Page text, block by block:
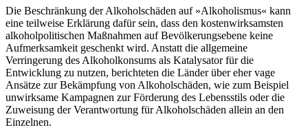
Die Beschränkung der Alkoholschäden auf »Alkoholismus« kann
eine teilweise Erklärung dafür sein, dass den kostenwirksamsten
alkoholpolitischen Maßnahmen auf Bevölkerungsebene keine
Aufmerksamkeit geschenkt wird. Anstatt die allgemeine
Verringerung des Alkoholkonsums als Katalysator für die
Entwicklung zu nutzen, berichteten die Länder über eher vage
Ansätze zur Bekämpfung von Alkoholschäden, wie zum Beispiel
unwirksame Kampagnen zur Förderung des Lebensstils oder die
Zuweisung der Verantwortung für Alkoholschäden allein an den
Einzelnen.